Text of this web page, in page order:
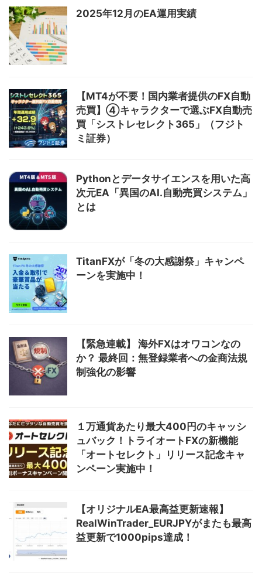
2025年12月のEA運用実績
【MT4が不要！国内業者提供のFX自動
売買】④キャラクターで選ぶFX自動売
買「シストレセレクト365」（フジト
ミ証券）
Pythonとデータサイエンスを用いた高
次元EA「異国のAI.自動売買システム」
とは
TitanFXが「冬の大感謝祭」キャンペ
ーンを実施中！
【緊急連載】 海外FXはオワコンなの
か？ 最終回：無登録業者への金商法規
制強化の影響
１万通貨あたり最大400円のキャッシ
ュバック！トライオートFXの新機能
「オートセレクト」リリース記念キャ
ンペーン実施中！
【オリジナルEA最高益更新速報】
RealWinTrader_EURJPYがまたも最高
益更新で1000pips達成！